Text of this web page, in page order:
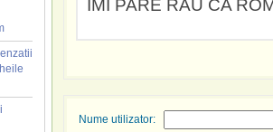
IMI PARE RAU CA
Nume utilizator: